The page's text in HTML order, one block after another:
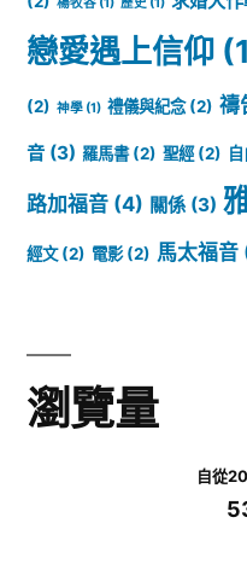
戀愛遇上信仰
(2) 神學 (1) 禮儀與紀念(2) 禱
音 (3) 羅馬書(2) 聖經(2) 自
路加福音 (4) 關係 (3)
經文(2) 電影(2) 馬太福音
瀏覽量
自從